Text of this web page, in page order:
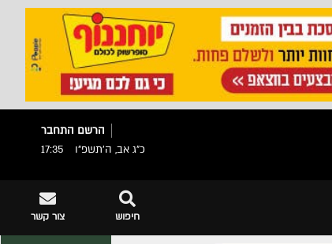
הרשם התחבר
כ"ג אב, ה׳תשפ״ו
17:35
צור קשר חיפוש